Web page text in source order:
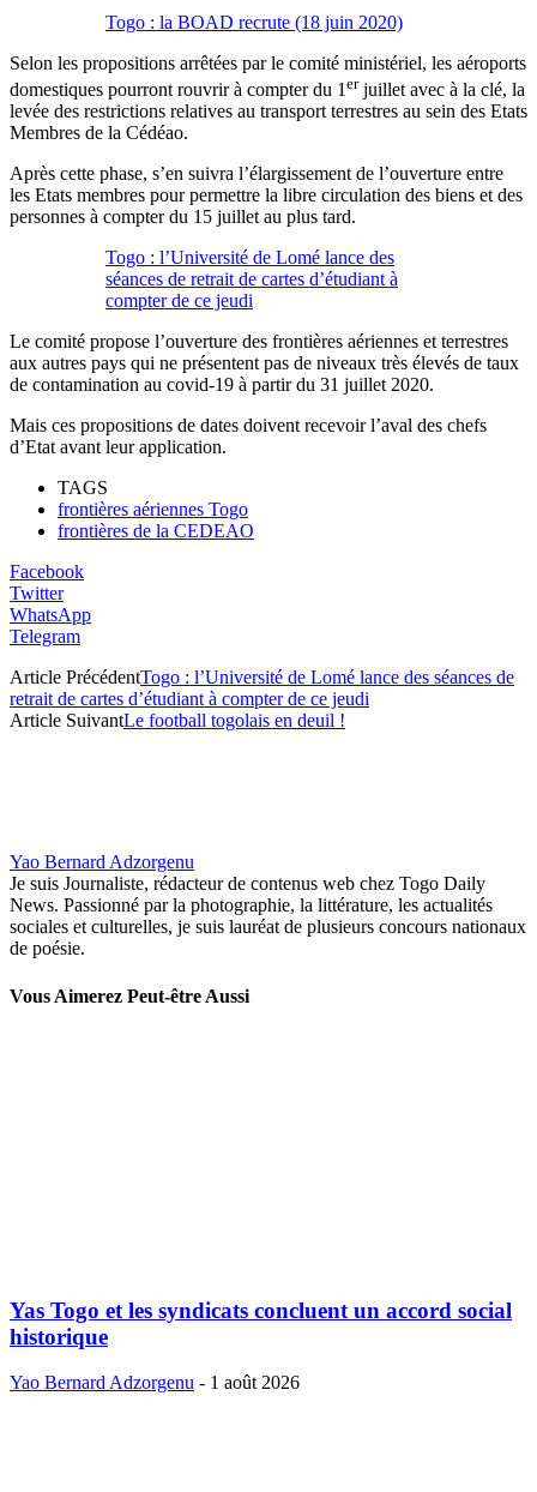
Togo : la BOAD recrute (18 juin 2020)
Selon les propositions arrêtées par le comité ministériel, les aéroports
domestiques pourront rouvrir à compter du 1erjuillet avec à la clé, la
levée des restrictions relatives au transport terrestres au sein des Etats
Membres de la Cédéao.
Après cette phase, s’en suivra l’élargissement de l’ouverture entre
les Etats membres pour permettre la libre circulation des biens et des
personnes à compter du 15 juillet au plus tard.
Togo : l’Université de Lomé lance des
séances de retrait de cartes d’étudiant à
compter de ce jeudi
Le comité propose l’ouverture des frontières aériennes et terrestres
aux autres pays qui ne présentent pas de niveaux très élevés de taux
de contamination au covid-19 à partir du 31 juillet 2020.
Mais ces propositions de dates doivent recevoir l’aval des chefs
d’Etat avant leur application.
TAGS
frontières aériennes Togo
frontières de la CEDEAO
Facebook
Twitter
WhatsApp
Telegram
Article PrécédentTogo : l’Université de Lomé lance des séances de
retrait de cartes d’étudiant à compter de ce jeudi
Article SuivantLe football togolais en deuil !
Yao Bernard Adzorgenu
Je suis Journaliste, rédacteur de contenus web chez Togo Daily
News. Passionné par la photographie, la littérature, les actualités
sociales et culturelles, je suis lauréat de plusieurs concours nationaux
de poésie.
Vous Aimerez Peut-être Aussi
Yas Togo et les syndicats concluent un accord social
historique
Yao Bernard Adzorgenu - 1 août 2026